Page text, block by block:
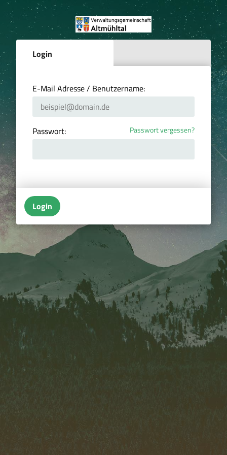
Login
E-Mail Adresse / Benutzername:
Passwort: Passwort vergessen?
Login